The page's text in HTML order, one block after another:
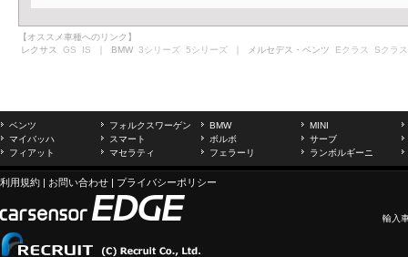
【オススメ車種へのリンク】
レクサス GS IS ｜ BMW 3シリーズ 5シリーズ ｜ メルセデス・ベンツ Eクラス Sクラス
ベンツ フォルクスワーゲン BMW
MINI
マイバッハ
スマート ボルボ
サーブ
フィアット
マセラティ フェラーリ ランボルギーニ
利用規約 | お問い合わせ | プライバシーポリシー
輸入